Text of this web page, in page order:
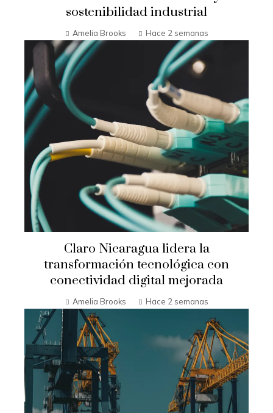
sostenibilidad industrial
Amelia Brooks Hace 2 semanas
Claro Nicaragua lidera la
transformación tecnológica con
conectividad digital mejorada
Amelia Brooks Hace 2 semanas